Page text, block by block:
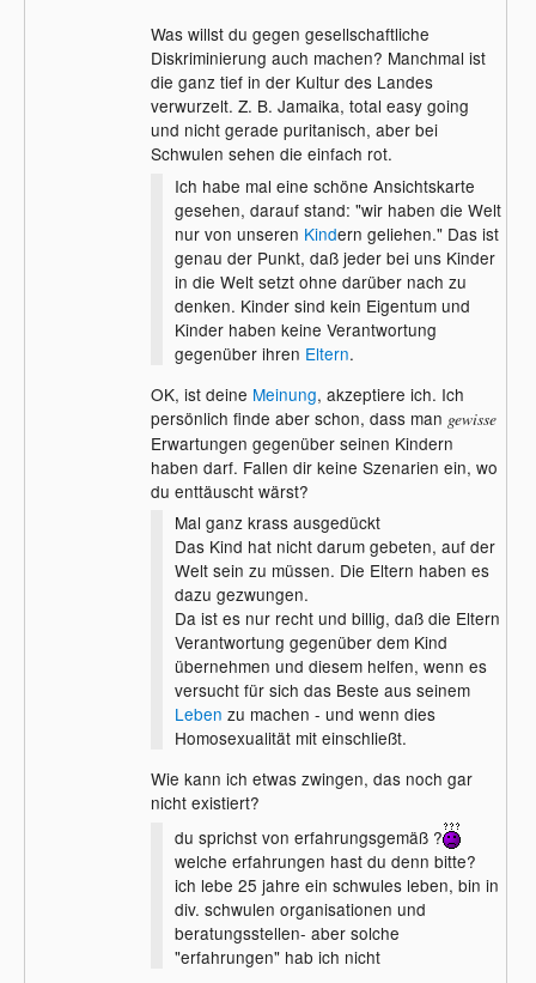
Was willst du gegen gesellschaftliche
Diskriminierung auch machen? Manchmal ist
die ganz tief in der Kultur des Landes
verwurzelt. Z. B. Jamaika, total easy going
und nicht gerade puritanisch, aber bei
Schwulen sehen die einfach rot.
Ich habe mal eine schöne Ansichtskarte
gesehen, darauf stand: "wir haben die Welt
nur von unseren Kindern geliehen." Das ist
genau der Punkt, daß jeder bei uns Kinder
in die Welt setzt ohne darüber nach zu
denken. Kinder sind kein Eigentum und
Kinder haben keine Verantwortung
gegenüber ihren Eltern.
OK, ist deine Meinung, akzeptiere ich. Ich
persönlich finde aber schon, dass man gewisse
Erwartungen gegenüber seinen Kindern
haben darf. Fallen dir keine Szenarien ein, wo
du enttäuscht wärst?
Mal ganz krass ausgedückt
Das Kind hat nicht darum gebeten, auf der
Welt sein zu müssen. Die Eltern haben es
dazu gezwungen.
Da ist es nur recht und billig, daß die Eltern
Verantwortung gegenüber dem Kind
übernehmen und diesem helfen, wenn es
versucht für sich das Beste aus seinem
Leben zu machen - und wenn dies
Homosexualität mit einschließt.
Wie kann ich etwas zwingen, das noch gar
nicht existiert?
du sprichst von erfahrungsgemäß ?
welche erfahrungen hast du denn bitte?
ich lebe 25 jahre ein schwules leben, bin in
div. schwulen organisationen und
beratungsstellen- aber solche
"erfahrungen" hab ich nicht